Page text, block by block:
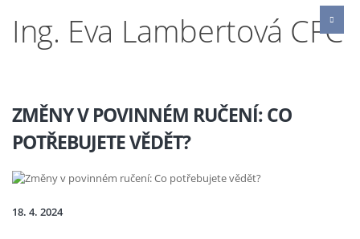
Ing. Eva Lambertová CFC
ZMĚNY V POVINNÉM RUČENÍ: CO
POTŘEBUJETE VĚDĚT?
18. 4. 2024